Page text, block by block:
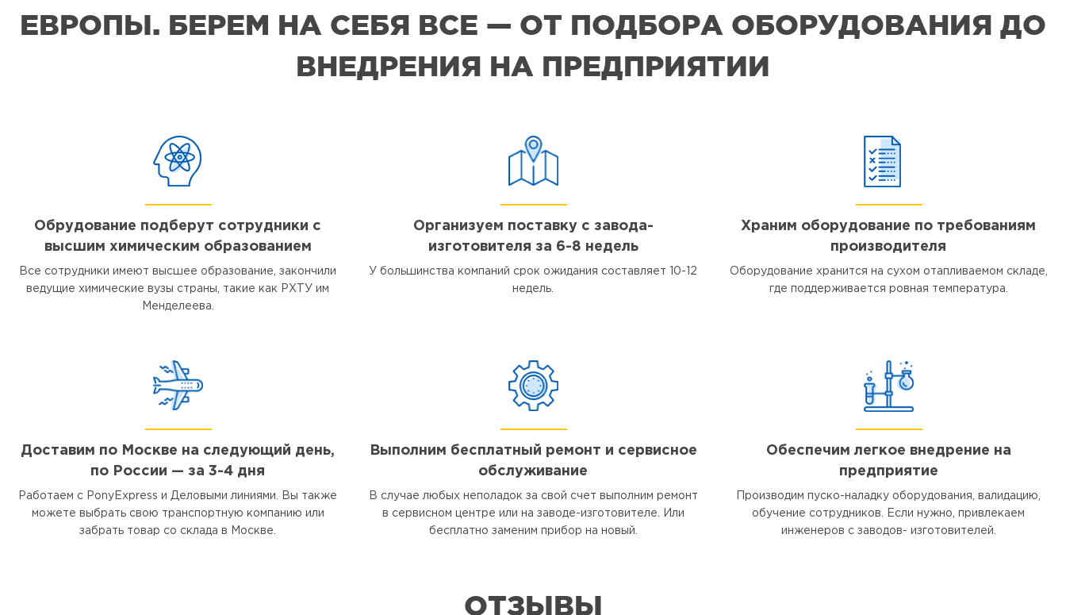
ЕВРОПЫ. БЕРЕМ НА СЕБЯ ВСЕ — ОТ ПОДБОРА ОБОРУДОВАНИЯ ДО
ВНЕДРЕНИЯ НА ПРЕДПРИЯТИИ
Обрудование подберут сотрудники с
высшим химическим образованием
Все сотрудники имеют высшее образование, закончили
ведущие химические вузы страны, такие как РХТУ им
Менделеева.
Организуем поставку с завода-
изготовителя за 6-8 недель
У большинства компаний срок ожидания составляет 10-12
недель.
Храним оборудование по требованиям
производителя
Оборудование хранится на сухом отапливаемом складе,
где поддерживается ровная температура.
Доставим по Москве на следующий день,
по России — за 3-4 дня
Работаем с PonyExpress и Деловыми линиями. Вы также
можете выбрать свою транспортную компанию или
забрать товар со склада в Москве.
Выполним бесплатный ремонт и сервисное
обслуживание
В случае любых неполадок за свой счет выполним ремонт
в сервисном центре или на заводе-изготовителе. Или
бесплатно заменим прибор на новый.
Обеспечим легкое внедрение на
предприятие
Производим пуско-наладку оборудования, валидацию,
обучение сотрудников. Если нужно, привлекаем
инженеров с заводов- изготовителей.
ОТЗЫВЫ